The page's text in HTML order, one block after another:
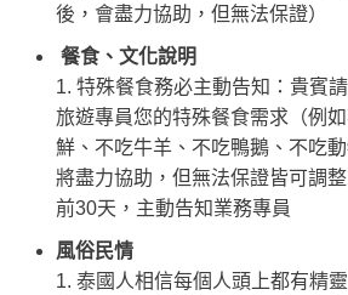
後，會盡力協助，但無法保證）
餐食、文化說明
1. 特殊餐食務必主動告知：貴賓
旅遊專員您的特殊餐食需求（例
鮮、不吃牛羊、不吃鴨鵝、不吃
將盡力協助，但無法保證皆可調
前30天，主動告知業務專員
風俗民情
1. 泰國人相信每個人頭上都有精